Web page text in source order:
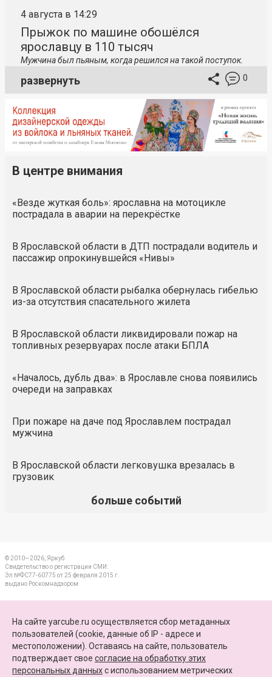
4 августа в 14:29
Прыжок по машине обошёлся
ярославцу в 110 тысяч
Мужчина был пьяным, когда решился на такой поступок.
развернуть 0
В центре внимания
«Везде жуткая боль»: ярославна на мотоцикле
пострадала в аварии на перекрёстке
В Ярославской области в ДТП пострадали водитель и
пассажир опрокинувшейся «Нивы»
В Ярославской области рыбалка обернулась гибелью
из-за отсутствия спасательного жилета
В Ярославской области ликвидировали пожар на
топливных резервуарах после атаки БПЛА
«Началось, дубль два»: в Ярославле снова появились
очереди на заправках
При пожаре на даче под Ярославлем пострадал
мужчина
В Ярославской области легковушка врезалась в
грузовик
больше событий
© 2010—2026, Яркуб
Свидетельство о регистрации СМИ:
Эл №ФС77-60775 от 25 февраля 2015 г.
выдано Роскомнадзором
ПАРТНЕРЫ
КАРТА САЙТА
На сайте yarcube.ru осуществляется сбор метаданных
пользователей (cookie, данные об IP - адресе и
местоположении). Оставаясь на сайте, пользователь
подтверждает свое согласие на обработку этих
персональных данныхc использованием метрических